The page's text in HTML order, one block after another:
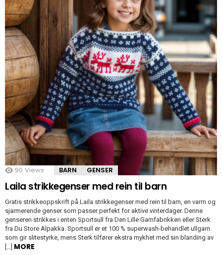
90 Views BARN GENSER
Laila strikkegenser med rein til barn
Gratis strikkeoppskrift på Laila strikkegenser med rein til barn, en varm og
sjarmerende genser som passer perfekt for aktive vinterdager. Denne
genseren strikkes i enten Sportsull fra Den Lille Garnfabrikken eller Sterk
fra Du Store Alpakka. Sportsull er et 100 % superwash-behandlet ullgarn
som gir slitestyrke, mens Sterk tilfører ekstra mykhet med sin blanding av
[…] MORE